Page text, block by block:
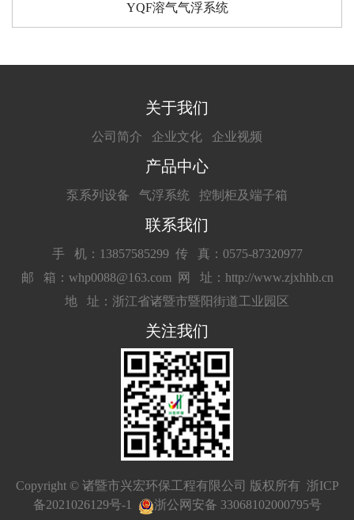
YQF溶气气浮系统
关于我们
公司简介 企业文化 企业视频
产品中心
泵系列设备 气浮系统 控制柜及端子箱
联系我们
手 机：13857585299 传 真：0575-87320977
邮 箱：whp0088@163.com
网 址：http://www.zjxhhb.cn
地 址：浙江省诸暨市暨阳街道工业园区
关注我们
Copyright © 诸暨市兴宏环保工程有限公司 版权所有 浙ICP
备2021026129号-1
浙公网安备 33068102000795号